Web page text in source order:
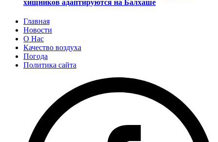
хищников адаптируются на Балхаше
Главная
Новости
О Нас
Качество воздуха
Погода
Политика сайта